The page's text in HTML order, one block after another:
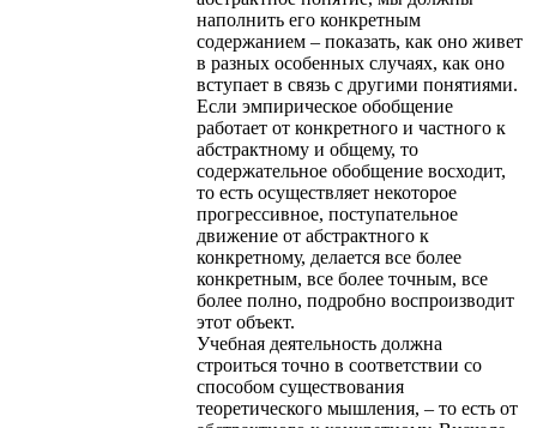
наполнить его конкретным
содержанием – показать, как оно живет
в разных особенных случаях, как оно
вступает в связь с другими понятиями.
Если эмпирическое обобщение
работает от конкретного и частного к
абстрактному и общему, то
содержательное обобщение восходит,
то есть осуществляет некоторое
прогрессивное, поступательное
движение от абстрактного к
конкретному, делается все более
конкретным, все более точным, все
более полно, подробно воспроизводит
этот объект.
Учебная деятельность должна
строиться точно в соответствии со
способом существования
теоретического мышления, – то есть от